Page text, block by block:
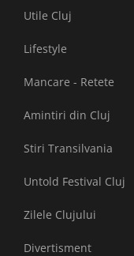
Utile Cluj
Lifestyle
Mancare - Retete
Amintiri din Cluj
Stiri Transilvania
Untold Festival Cluj
Zilele Clujului
Divertisment